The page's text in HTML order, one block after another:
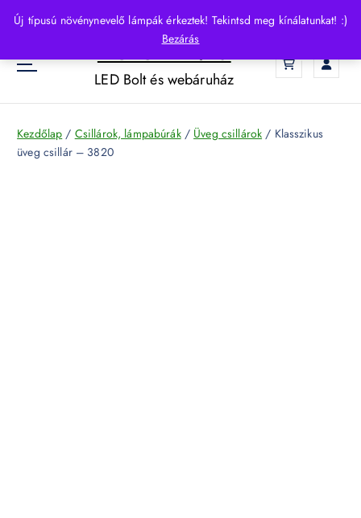
Új típusú növénynevelő lámpák érkeztek! Tekintsd meg kínálatunkat! :)
Bezárás
p
o
HelloLED.hu
LED Bolt és webáruház
Kezdőlap / Csillárok, lámpabúrák/ Üveg csillárok / Klasszikus
üveg csillár – 3820